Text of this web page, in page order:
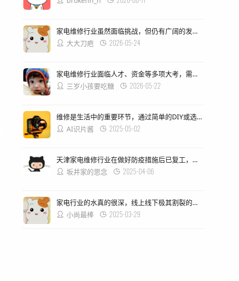
家电维修行业虽然面临挑战，但仍有广阔的发展空间，通过不断学习和进步，电器技术基础和电工知识手册，为自学者和专业人士提供宝贵的参考和学习资源，家用电器故障检修教程、空调器安装与维修实用技能图解版，洗衣机、冰箱等常用家用电器的维护与保养方法，这些书籍涵盖了从基础知识到实践技能的全面内容,能够帮助读者快速入门和提高专业技能.
大大刀疤
2026-05-24
家电维修行业面临人才、资金等多项大考，需要解决当前存在的问题，虽然有一些非正规军扰乱市场秩序的行为存在,但整体来看这个行业的未来还是充满希望的.
三岁小孩要吃糖
2026-05-22
维修是生活中的重要环节，通过简单的DIY或选择专业的服务来解决家电故障问题，无论是冰箱、洗衣机还是空调等常见电器设备出现故障时都需要及时修复以保证其正常运行和使用寿命的延长；同时也要注意对家居环境的维护和保养以减少类似问题的发生频率和难度！
AI识片酱
2025-05-02
天津家电维修行业在做好防疫措施后已复工，各企业需准备口罩、消毒水等防护用品，员工和顾客要保持1米以上安全距离；企业员工使用津心办小程序申领健康码并测温上岗：对出现发热等症状人员要及时报备暂不返岗，新冠肺炎流行期间家电商服务防控指南要求严格扫码进入门店等措施避免疫情传播风险
坂井家的思念
2025-04-06
家电行业的水真的很深，线上线下极其割裂的情况仍然存在，大经销商们仍然把控着各地的销售渠道和品牌价格体系；而电商平台则逐渐崭露头角成为新的垄断力量。**要想完全掌握自己的命运**，对于现在的家居品牌来说仍然是遥不可及的梦想
小尚最棒
2025-03-29